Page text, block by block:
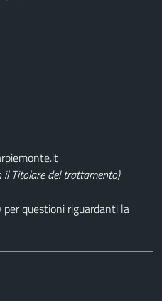
il Titolare del trattamento)
per questioni riguardanti la